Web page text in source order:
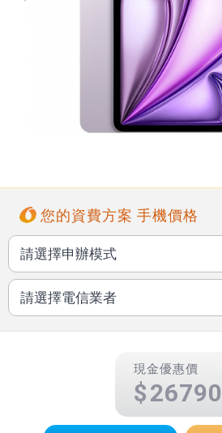
您的資費方案 手機價格
現金優惠價
26790